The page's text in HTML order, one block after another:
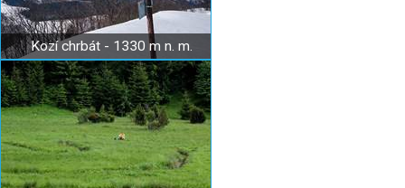
Kozí chrbát - 1330 m n. m.